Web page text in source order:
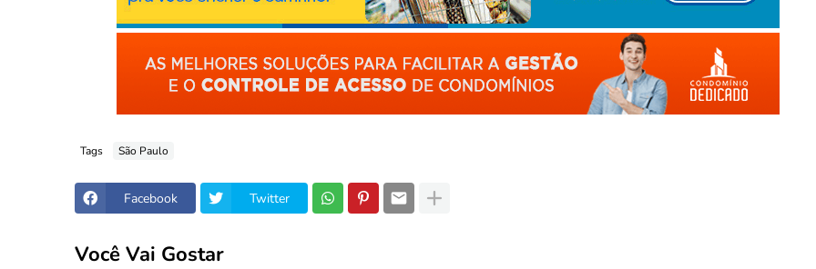
Tags São Paulo
Facebook Twitter
Você Vai Gostar